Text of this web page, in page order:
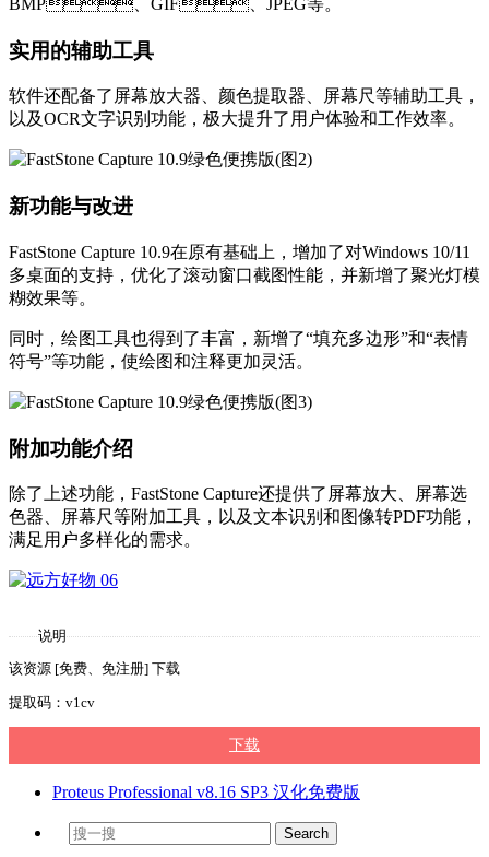
BMP、GIF、JPEG等。
实用的辅助工具
软件还配备了屏幕放大器、颜色提取器、屏幕尺等辅助工具，
以及OCR文字识别功能，极大提升了用户体验和工作效率。
新功能与改进
FastStone Capture 10.9在原有基础上，增加了对Windows 10/11
多桌面的支持，优化了滚动窗口截图性能，并新增了聚光灯模
糊效果等。
同时，绘图工具也得到了丰富，新增了“填充多边形”和“表情
符号”等功能，使绘图和注释更加灵活。
附加功能介绍
除了上述功能，FastStone Capture还提供了屏幕放大、屏幕选
色器、屏幕尺等附加工具，以及文本识别和图像转PDF功能，
满足用户多样化的需求。
说明
该资源 [免费、免注册] 下载
提取码：v1cv
下载
Proteus Professional v8.16 SP3 汉化免费版